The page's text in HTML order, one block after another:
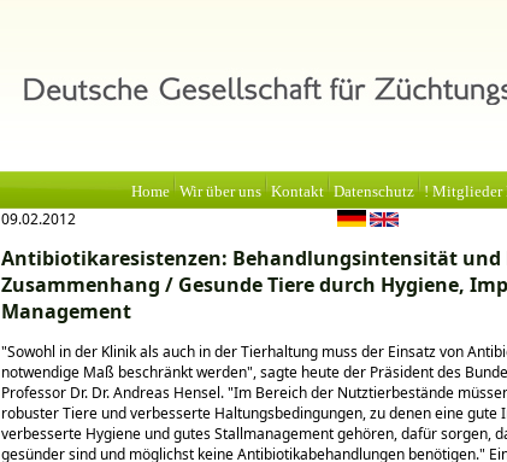
Home Wir über uns Kontakt Datenschutz ! Mitglieder
09.02.2012
Antibiotikaresistenzen: Behandlungsintensität und
Zusammenhang / Gesunde Tiere durch Hygiene,
Management
Sowohl in der Klinik als auch in der Tierhaltung muss der Einsatz von
notwendige Maß beschränkt werden , sagte heute der Präsident des
Professor Dr. Dr. Andreas Hensel. Im Bereich der Nutztierbestände
robuster Tiere und verbesserte Haltungsbedingungen, zu denen eine gute
verbesserte Hygiene und gutes Stallmanagement gehören, dafür sorgen,
gesünder sind und möglichst keine Antibiotikabehandlungen benötigen.